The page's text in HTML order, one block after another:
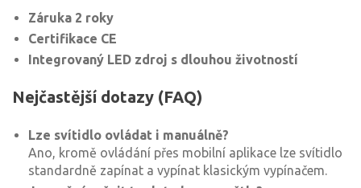
Záruka 2 roky
Certifikace CE
Integrovaný LED zdroj s dlouhou životností
Nejčastější dotazy (FAQ)
Lze svítidlo ovládat i manuálně?
Ano, kromě ovládání přes mobilní aplikace lze svítidlo
standardně zapínat a vypínat klasickým vypínačem.